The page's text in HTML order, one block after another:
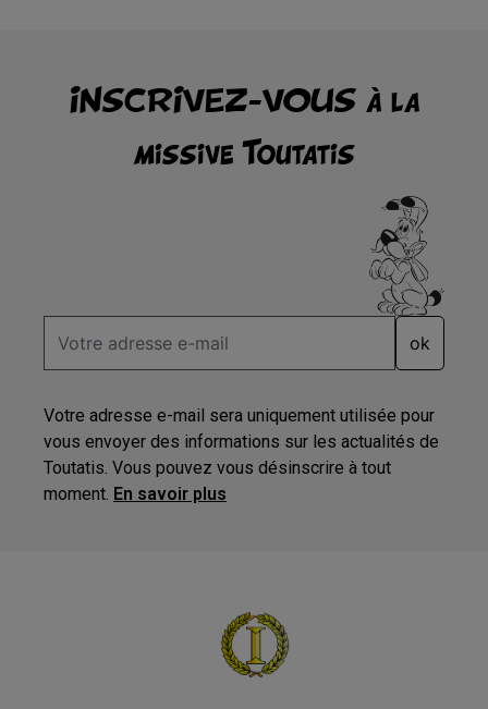
INSCRIVEZ-VOUS à la
missive Toutatis
ok
Votre adresse e-mail sera uniquement utilisée pour
vous envoyer des informations sur les actualités de
Toutatis. Vous pouvez vous désinscrire à tout
moment. En savoir plus